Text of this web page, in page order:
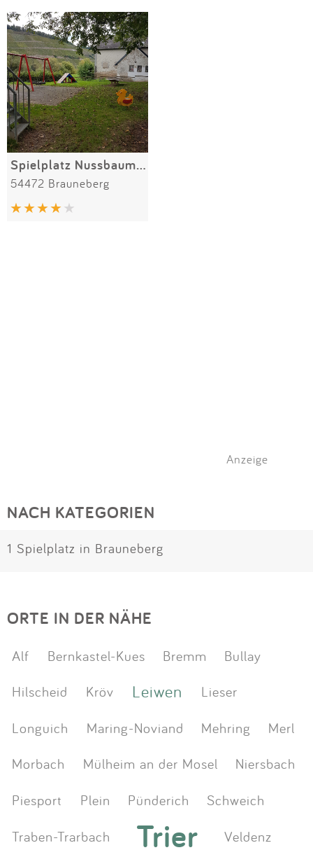
Anmelden
SPIELGERÄTE
Spielplatz Nussbaumallee
54472 Brauneberg
Anzeige
NACH KATEGORIEN
1 Spielplatz in Brauneberg
ORTE IN DER NÄHE
Alf Bernkastel-Kues Bremm
Bullay
Hilscheid
Kröv Leiwen
Lieser
Longuich
Maring-Noviand Mehring
Merl
Morbach
Mülheim an der Mosel
Niersbach
Piesport
Plein Pünderich
Schweich
Traben-Trarbach
Trier
Veldenz